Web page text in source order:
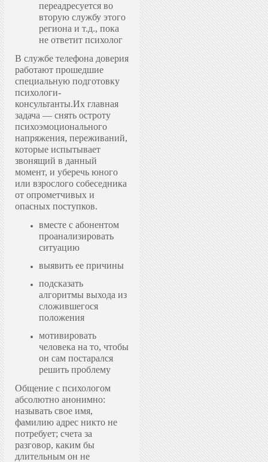
переадресуется во
вторую службу этого
региона и т.д., пока
не ответит психолог
В службе телефона доверия
работают прошедшие
специальную подготовку
психологи-
консультанты.Их главная
задача — снять остроту
психоэмоционального
напряжения, переживаний,
которые испытывает
звонящий в данный
момент, и уберечь юного
или взрослого собеседника
от опрометчивых и
опасных поступков.
вместе с абонентом
проанализировать
ситуацию
выявить ее причины
подсказать
алгоритмы выхода из
сложившегося
положения
мотивировать
человека на то, чтобы
он сам постарался
решить проблему
Общение с психологом
абсолютно анонимно:
называть свое имя,
фамилию адрес никто не
потребует; счета за
разговор, каким бы
длительным он не